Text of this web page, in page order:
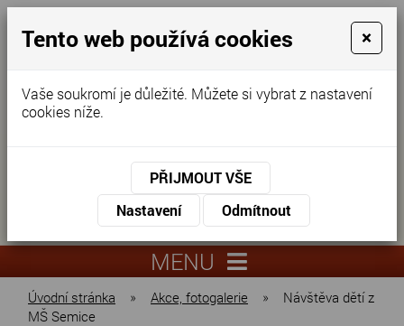
prohlídka
KONTAKTUJTE NÁS
KONTAKTUJTE NÁS
551
lysa.cz
MENU
Úvodní stránka » Akce, fotogalerie »
Návštěva dětí z
MŠ Semice
Tento web používá cookies ×
Vaše soukromí je důležité. Můžete si vybrat z nastavení
cookies níže.
PŘIJMOUT VŠE
Nastavení
Odmítnout